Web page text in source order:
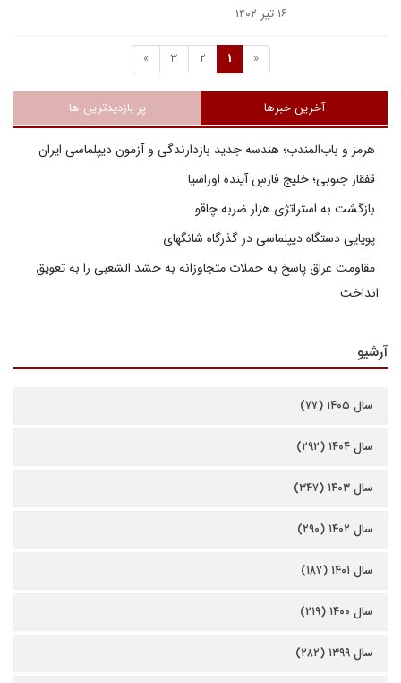
۱۶ تیر ۱۴۰۲
«
1
2
3
»
آخرین خبرها پر بازدیدترین ها
هرمز و باب‌المندب؛ هندسه جدید بازدارندگی و آزمون دیپلماسی ایران
قفقاز جنوبی؛ خلیج فارسِ آینده اوراسیا
بازگشت به استراتژی هزار ضربه چاقو
پویایی دستگاه دیپلماسی در گذرگاه شانگهای
مقاومت عراق پاسخ به حملات متجاوزانه به حشد الشعبی را به تعویق
انداخت
آرشیو
سال ۱۴۰۵ (۷۷)
سال ۱۴۰۴ (۲۹۲)
سال ۱۴۰۳ (۳۴۷)
سال ۱۴۰۲ (۲۹۰)
سال ۱۴۰۱ (۱۸۷)
سال ۱۴۰۰ (۲۱۹)
سال ۱۳۹۹ (۲۸۲)